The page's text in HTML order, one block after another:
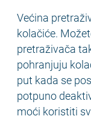
Većina
kolačiće.
pretraživača
pohranjuju
put kada se
potpuno
moći koristiti